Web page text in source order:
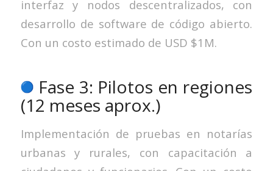
interfaz y nodos descentralizados, con
desarrollo de software de código abierto.
Con un costo estimado de USD $1M.
Fase 3: Pilotos en regiones
(12 meses aprox.)
Implementación de pruebas en notarías
urbanas y rurales, con capacitación a